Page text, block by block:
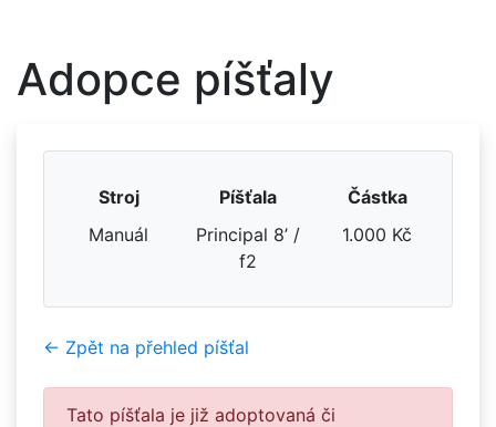
Adopce píšťaly
Stroj Píšťala
Částka
Manuál
Principal 8’ /
f2
1.000 Kč
← Zpět na přehled píšťal
Tato píšťala je již adoptovaná či